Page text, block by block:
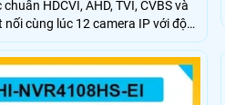
HDCVI, AHD, TVI, CVBS và
nối cùng lúc 12 camera IP với độ
6MP. Được trang bị AI Coding 8
giúp phân biệt chính xác người và
diện khuôn mặt.